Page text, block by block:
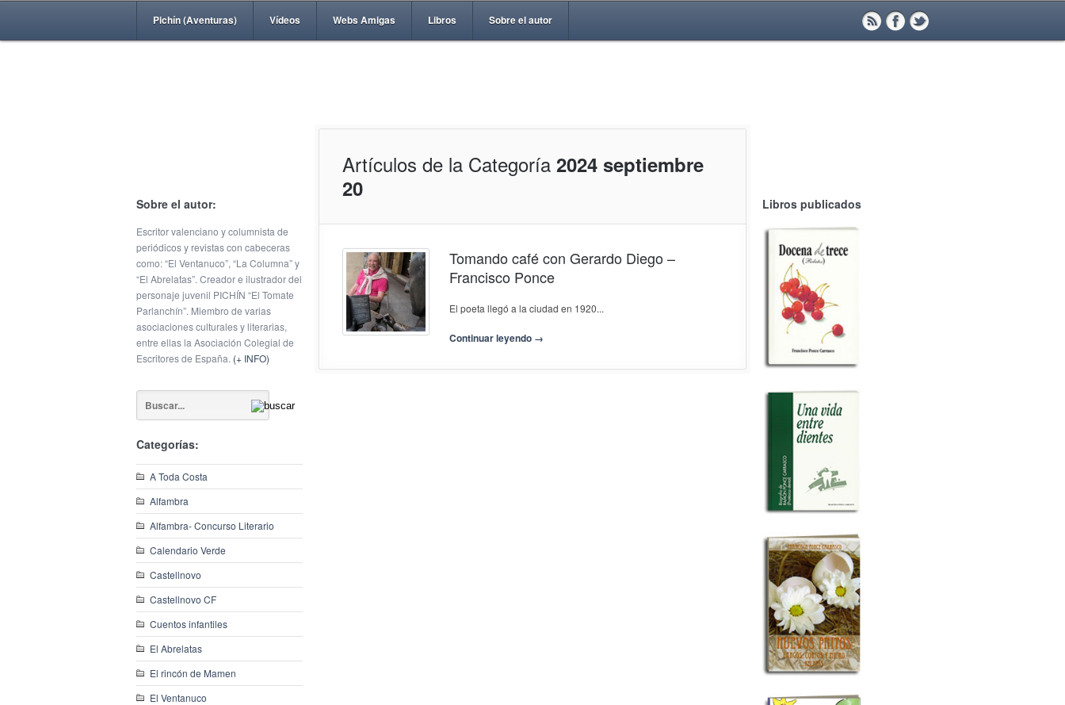
Pichín (Aventuras) Vídeos Webs Amigas Libros Sobre el autor
Sobre el autor:
Escritor valenciano y columnista de
periódicos y revistas con cabeceras
como: “El Ventanuco”, “La Columna” y
“El Abrelatas”. Creador e ilustrador del
personaje juvenil PICHÍN “El Tomate
Parlanchín”. Miembro de varias
asociaciones culturales y literarias,
entre ellas la Asociación Colegial de
Escritores de España. (+ INFO)
Categorías:
A Toda Costa
Alfambra
Alfambra- Concurso Literario
Calendario Verde
Castellnovo
Castellnovo CF
Cuentos infantiles
El Abrelatas
El rincón de Mamen
El Ventanuco
Libros publicados
Artículos de la Categoría 2024 septiembre
20
Tomando café con Gerardo Diego –
Francisco Ponce
El poeta llegó a la ciudad en 1920...
Continuar leyendo →